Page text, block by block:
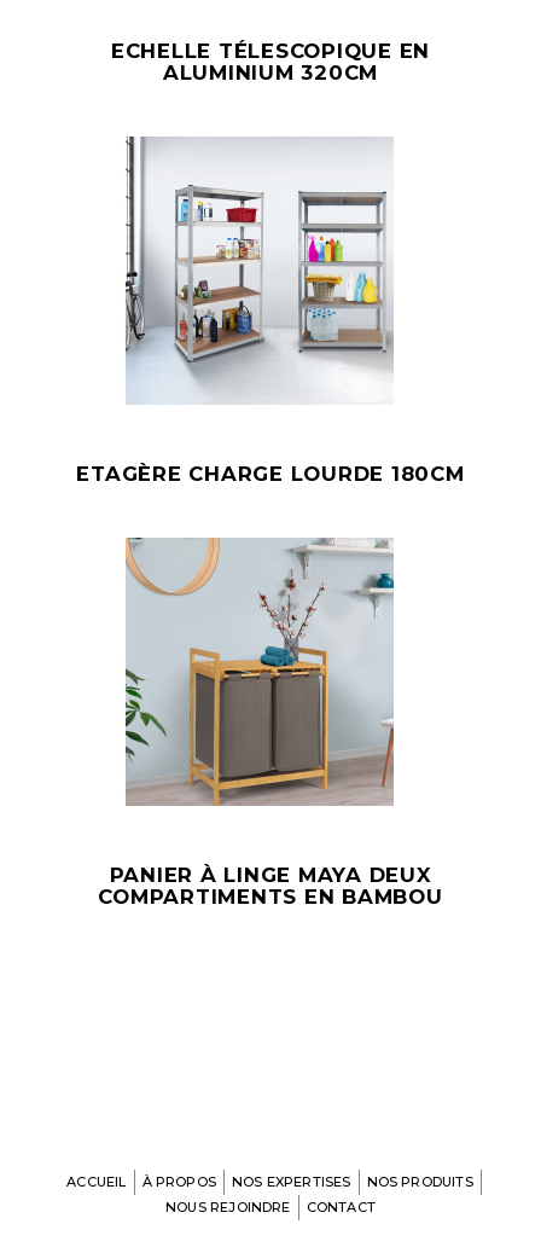
ECHELLE TÉLESCOPIQUE EN
ALUMINIUM 320CM
ETAGÈRE CHARGE LOURDE 180CM
PANIER À LINGE MAYA DEUX
COMPARTIMENTS EN BAMBOU
ACCUEIL À PROPOS NOS EXPERTISES
NOS PRODUITS
NOUS REJOINDRE
CONTACT